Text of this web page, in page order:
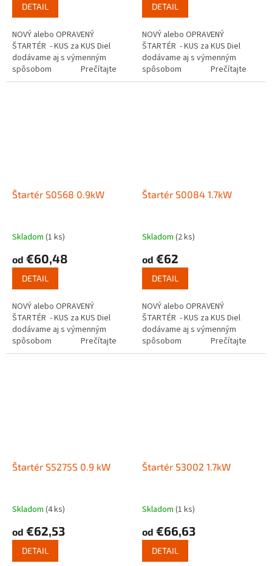
DETAIL
NOVÝ alebo OPRAVENÝ
ŠTARTÉR - KUS za KUS Diel
dodávame aj s výmenným
spôsobom Prečítajte
si ako funguje...
DETAIL
NOVÝ alebo OPRAVENÝ
ŠTARTÉR - KUS za KUS Diel
dodávame aj s výmenným
spôsobom Prečítajte
si ako funguje...
Štartér S0568 0.9kW
Skladom (1 ks)
od €60,48
DETAIL
NOVÝ alebo OPRAVENÝ
ŠTARTÉR - KUS za KUS Diel
dodávame aj s výmenným
spôsobom Prečítajte
si ako funguje...
Štartér S0084 1.7kW
Skladom (2 ks)
od €62
DETAIL
NOVÝ alebo OPRAVENÝ
ŠTARTÉR - KUS za KUS Diel
dodávame aj s výmenným
spôsobom Prečítajte
si ako funguje...
Štartér S5275S 0.9 kW
Skladom (4 ks)
od €62,53
DETAIL
Štartér S3002 1.7kW
Skladom (1 ks)
od €66,63
DETAIL